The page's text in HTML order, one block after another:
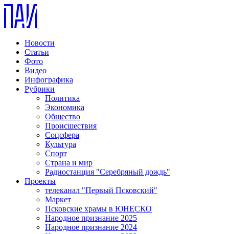
Новости
Статьи
Фото
Видео
Инфографика
Рубрики
Политика
Экономика
Общество
Происшествия
Соцсфера
Культура
Спорт
Страна и мир
Радиостанция "Серебряный дождь"
Проекты
телеканал "Первый Псковский"
Маркет
Псковские храмы в ЮНЕСКО
Народное признание 2025
Народное признание 2024